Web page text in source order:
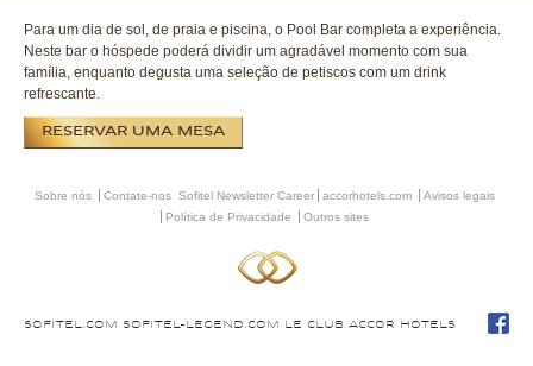
Para um dia de sol, de praia e piscina, o Pool Bar completa a experiência.
Neste bar o hóspede poderá dividir um agradável momento com sua
família, enquanto degusta uma seleção de petiscos com um drink
refrescante.
RESERVAR UMA MESA
Sobre nós Contate-nos Sofitel Newsletter Career accorhotels.com
Avisos legais
Política de Privacidade
Outros sites
SOFITEL.COM SOFITEL-LEGEND.COM LE CLUB ACCOR HOTELS